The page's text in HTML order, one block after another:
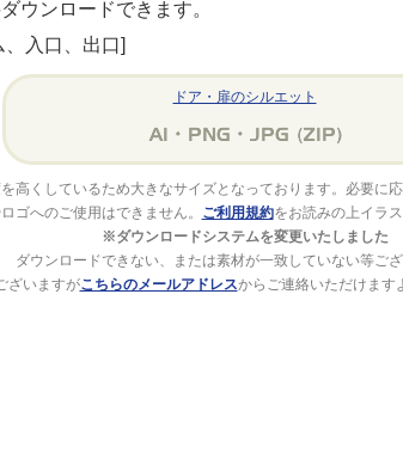
ウンロードできます。
入口、出口]
ドア・扉のシルエット
高くしているため大きなサイズとなっております。必要に
ゴへのご使用はできません。
ご利用規約をお読みの上イラ
※ダウンロードシステムを変更いたしました
ダウンロードできない、または素材が一致していない等ご
ざいますがこちらのメールアドレスからご連絡いただけます